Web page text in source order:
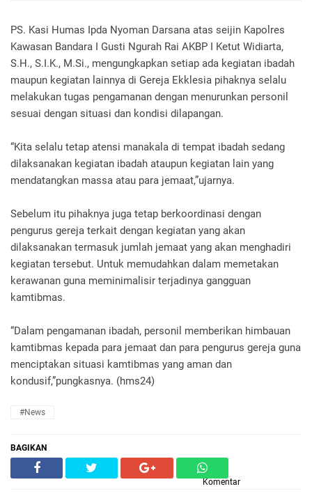
PS. Kasi Humas Ipda Nyoman Darsana atas seijin Kapolres
Kawasan Bandara I Gusti Ngurah Rai AKBP I Ketut Widiarta,
S.H., S.I.K., M.Si., mengungkapkan setiap ada kegiatan ibadah
maupun kegiatan lainnya di Gereja Ekklesia pihaknya selalu
melakukan tugas pengamanan dengan menurunkan personil
sesuai dengan situasi dan kondisi dilapangan.
“Kita selalu tetap atensi manakala di tempat ibadah sedang
dilaksanakan kegiatan ibadah ataupun kegiatan lain yang
mendatangkan massa atau para jemaat,”ujarnya.
Sebelum itu pihaknya juga tetap berkoordinasi dengan
pengurus gereja terkait dengan kegiatan yang akan
dilaksanakan termasuk jumlah jemaat yang akan menghadiri
kegiatan tersebut. Untuk memudahkan dalam memetakan
kerawanan guna meminimalisir terjadinya gangguan
kamtibmas.
“Dalam pengamanan ibadah, personil memberikan himbauan
kamtibmas kepada para jemaat dan para pengurus gereja guna
menciptakan situasi kamtibmas yang aman dan
kondusif,”pungkasnya. (hms24)
#News
BAGIKAN
Komentar